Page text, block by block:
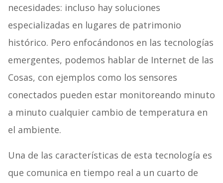
necesidades: incluso hay soluciones
especializadas en lugares de patrimonio
histórico. Pero enfocándonos en las tecnologías
emergentes, podemos hablar de Internet de las
Cosas, con ejemplos como los sensores
conectados pueden estar monitoreando minuto
a minuto cualquier cambio de temperatura en
el ambiente.
Una de las características de esta tecnología es
que comunica en tiempo real a un cuarto de